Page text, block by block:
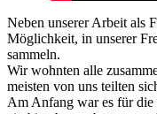
Neben unserer Arbeit als
Möglichkeit, in unserer
sammeln.
Wir wohnten alle
meisten von uns teilten
Am Anfang war es für